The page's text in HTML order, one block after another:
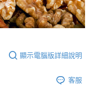
顯示電腦版詳細說明
客服